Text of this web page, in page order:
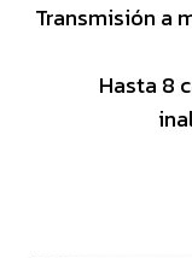
Transmisión a
Hasta 8